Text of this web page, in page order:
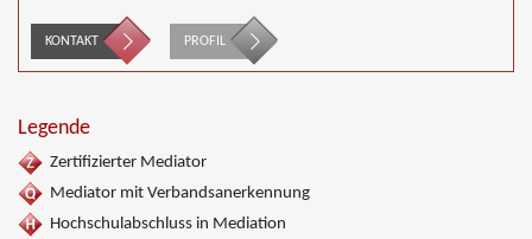
KONTAKT PROFIL
Legende
Zertifizierter Mediator
Mediator mit Verbandsanerkennung
Hochschulabschluss in Mediation